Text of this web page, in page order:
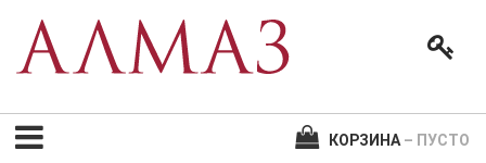
КОРЗИНА – ПУСТО